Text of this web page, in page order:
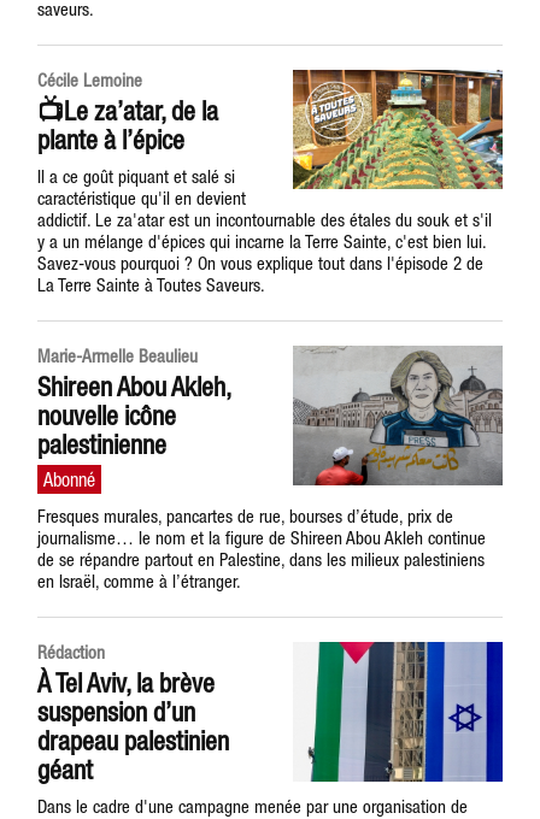
saveurs.
Cécile Lemoine
📺Le za’atar, de la
plante à l’épice
Il a ce goût piquant et salé si
caractéristique qu'il en devient
addictif. Le za'atar est un incontournable des étales du souk et s'il
y a un mélange d'épices qui incarne la Terre Sainte, c'est bien lui.
Savez-vous pourquoi ? On vous explique tout dans l'épisode 2 de
La Terre Sainte à Toutes Saveurs.
Marie-Armelle Beaulieu
Shireen Abou Akleh,
nouvelle icône
palestinienne
Fresques murales, pancartes de rue, bourses d’étude, prix de
journalisme… le nom et la figure de Shireen Abou Akleh continue
de se répandre partout en Palestine, dans les milieux palestiniens
en Israël, comme à l’étranger.
Rédaction
À Tel Aviv, la brève
suspension d’un
drapeau palestinien
géant
Dans le cadre d'une campagne menée par une organisation de